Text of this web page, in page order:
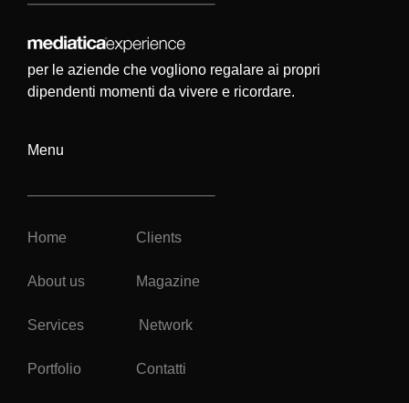
per le aziende che vogliono regalare ai propri
dipendenti momenti da vivere e ricordare.
Menu
Home Clients
About us Magazine
Services Network
Portfolio Contatti